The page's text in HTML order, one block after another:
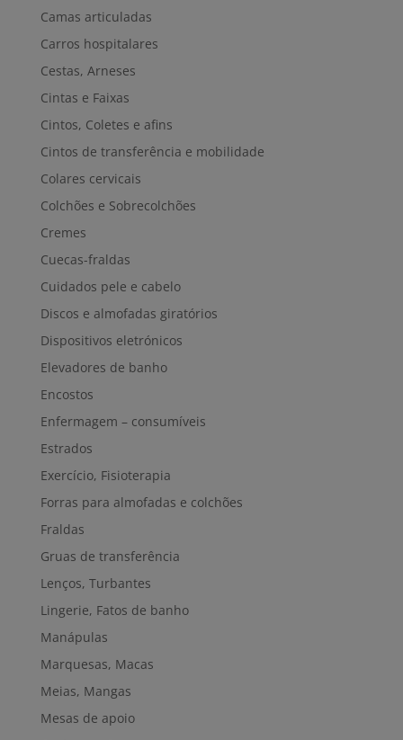
Camas articuladas
Carros hospitalares
Cestas, Arneses
Cintas e Faixas
Cintos, Coletes e afins
Cintos de transferência e mobilidade
Colares cervicais
Colchões e Sobrecolchões
Cremes
Cuecas-fraldas
Cuidados pele e cabelo
Discos e almofadas giratórios
Dispositivos eletrónicos
Elevadores de banho
Encostos
Enfermagem – consumíveis
Estrados
Exercício, Fisioterapia
Forras para almofadas e colchões
Fraldas
Gruas de transferência
Lenços, Turbantes
Lingerie, Fatos de banho
Manápulas
Marquesas, Macas
Meias, Mangas
Mesas de apoio